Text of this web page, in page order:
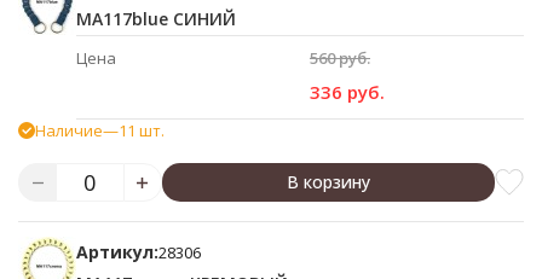
MA117blue СИНИЙ
Цена 560 руб.
336 руб.
Наличие—11 шт.
В корзину
Артикул:28306